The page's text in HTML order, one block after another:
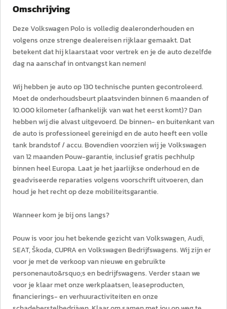
Omschrijving
Deze Volkswagen Polo is volledig dealeronderhouden en
volgens onze strenge dealereisen rijklaar gemaakt. Dat
betekent dat hij klaarstaat voor vertrek en je de auto dezelfde
dag na aanschaf in ontvangst kan nemen!
Wij hebben je auto op 130 technische punten gecontroleerd.
Moet de onderhoudsbeurt plaatsvinden binnen 6 maanden of
10.000 kilometer (afhankelijk van wat het eerst komt)? Dan
hebben wij die alvast uitgevoerd. De binnen- en buitenkant van
de auto is professioneel gereinigd en de auto heeft een volle
tank brandstof / accu. Bovendien voorzien wij je Volkswagen
van 12 maanden Pouw-garantie, inclusief gratis pechhulp
binnen heel Europa. Laat je het jaarlijkse onderhoud en de
geadviseerde reparaties volgens voorschrift uitvoeren, dan
houd je het recht op deze mobiliteitsgarantie.
Wanneer kom je bij ons langs?
Pouw is voor jou het bekende gezicht van Volkswagen, Audi,
SEAT, Škoda, CUPRA en Volkswagen Bedrijfswagens. Wij zijn er
voor je met de verkoop van nieuwe en gebruikte
personenauto&rsquo;s en bedrijfswagens. Verder staan we
voor je klaar met onze werkplaatsen, leaseproducten,
financierings- en verhuuractiviteiten en onze